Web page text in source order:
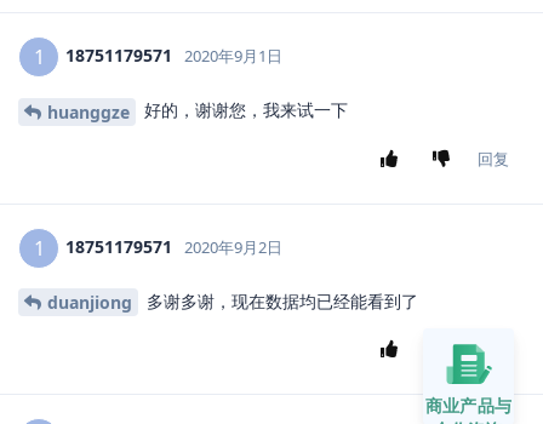
1 18751179571 2020年9月1日
huanggze 好的，谢谢您，我来试一下
回复
1 18751179571 2020年9月2日
duanjiong 多谢多谢，现在数据均已经能看到了
回复
商业产品与